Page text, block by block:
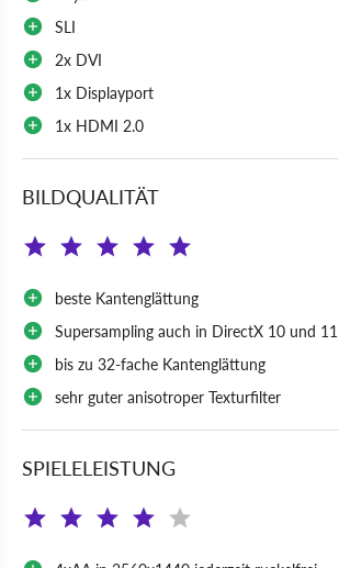
SLI
2x DVI
1x Displayport
1x HDMI 2.0
BILDQUALITÄT
beste Kantenglättung
Supersampling auch in DirectX 10 und 11
bis zu 32-fache Kantenglättung
sehr guter anisotroper Texturfilter
SPIELELEISTUNG